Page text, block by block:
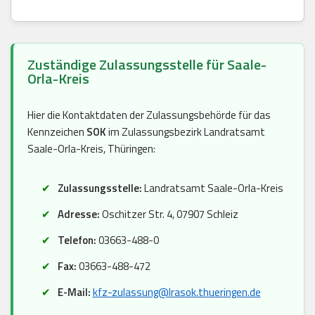
Zuständige Zulassungsstelle für Saale-
Orla-Kreis
Hier die Kontaktdaten der Zulassungsbehörde für das
Kennzeichen SOKim Zulassungsbezirk Landratsamt
Saale-Orla-Kreis, Thüringen:
Zulassungsstelle:Landratsamt Saale-Orla-Kreis
Adresse:Oschitzer Str. 4, 07907 Schleiz
Telefon:03663-488-0
Fax:03663-488-472
E-Mail:kfz-zulassung@lrasok.thueringen.de